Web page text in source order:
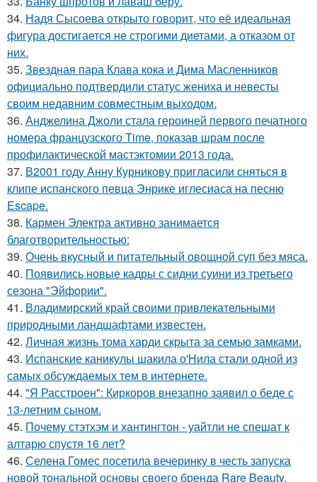
34. Надя Сысоева открыто говорит, что её идеальная
фигура достигается не строгими диетами, а отказом от
них.
35. Звездная пара Клава кока и Дима Масленников
официально подтвердили статус жениха и невесты
своим недавним совместным выходом.
36. Анджелина Джоли стала героиней первого печатного
номера французского Time, показав шрам после
профилактической мастэктомии 2013 года.
37. В2001 году Анну Курникову пригласили сняться в
клипе испанского певца Энрике иглесиаса на песню
Escape.
38. Кармен Электра активно занимается
благотворительностью:
39. Очень вкусный и питательный овощной суп без мяса.
40. Появились новые кадры с сидни суини из третьего
сезона "Эйфории".
41. Владимирский край своими привлекательными
природными ландшафтами известен.
42. Личная жизнь тома харди скрыта за семью замками.
43. Испанские каникулы шакила о'Нила стали одной из
самых обсуждаемых тем в интернете.
44. "Я Расстроен": Киркоров внезапно заявил о беде с
13-летним сыном.
45. Почему стэтхэм и хантингтон - уайтли не спешат к
алтарю спустя 16 лет?
46. Селена Гомес посетила вечеринку в честь запуска
новой тональной основы своего бренда Rare Beauty.